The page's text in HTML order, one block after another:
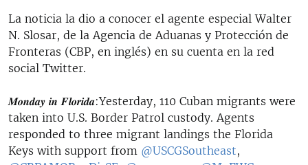
La noticia la dio a conocer el agente especial Walter
N. Slosar, de la Agencia de Aduanas y Protección de
Fronteras (CBP, en inglés) en su cuenta en la red
social Twitter.
𝑴𝒐𝒏𝒅𝒂𝒚 𝒊𝒏 𝑭𝒍𝒐𝒓𝒊𝒅𝒂:Yesterday, 110 Cuban migrants were
taken into U.S. Border Patrol custody. Agents
responded to three migrant landings the Florida
Keys with support from @USCGSoutheast,